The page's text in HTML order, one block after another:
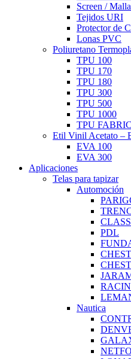
Screen /
Tejidos URI
Protector de
Lonas PVC
Poliuretano
TPU 100
TPU 170
TPU 180
TPU 300
TPU 500
TPU 1000
TPU FABRIC
Etil Vinil Acetato –
EVA 100
EVA 300
Aplicaciones
Telas para tapizar
Automoción
PDL
Nautica